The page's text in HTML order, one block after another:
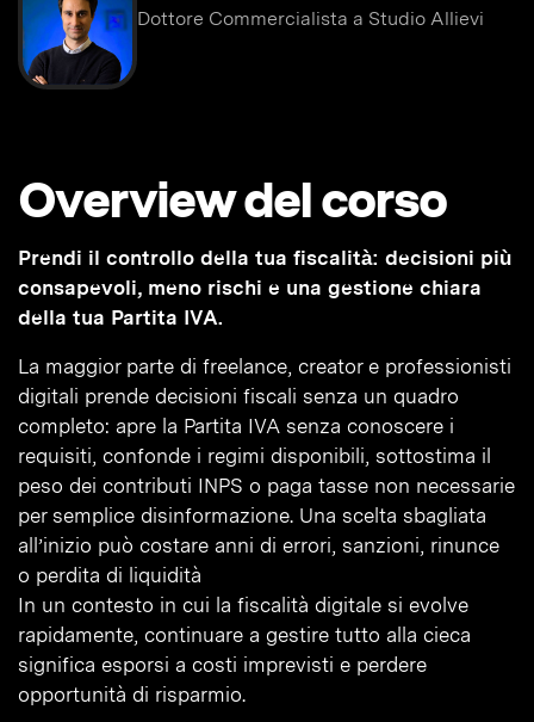
Dottore Commercialista a Studio Allievi
Overview del corso
Prendi il controllo della tua fiscalità: decisioni più
consapevoli, meno rischi e una gestione chiara
della tua Partita IVA.
La maggior parte di freelance, creator e professionisti
digitali prende decisioni fiscali senza un quadro
completo: apre la Partita IVA senza conoscere i
requisiti, confonde i regimi disponibili, sottostima il
peso dei contributi INPS o paga tasse non necessarie
per semplice disinformazione. Una scelta sbagliata
all’inizio può costare anni di errori, sanzioni, rinunce
o perdita di liquidità
In un contesto in cui la fiscalità digitale si evolve
rapidamente, continuare a gestire tutto alla cieca
significa esporsi a costi imprevisti e perdere
opportunità di risparmio.